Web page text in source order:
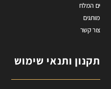
ים המלח
מותגים
צור קשר
תקנון ותנאי שימוש